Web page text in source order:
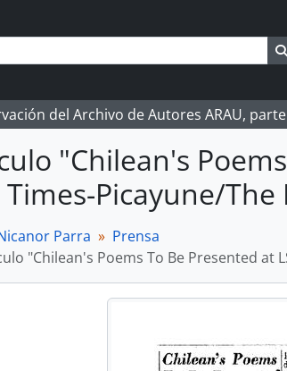
del Archivo de Autores ARAU,
"Chilean's
Times-Picayune/
Parra
Prensa
"Chilean's Poems To Be Presented at